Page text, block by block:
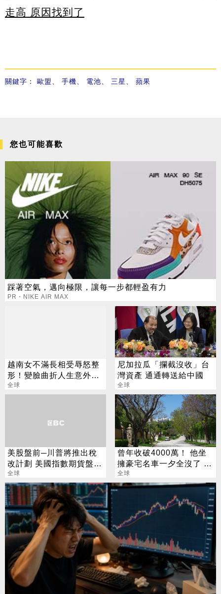
走高 原因找到了
關鍵字： 歐盟 手機 電池 三星 蘋果
您也可能喜歡
踩著空氣，邁向極限，讓每一步都輕盈有力
PR・NIKE AIR MAX
越南女不滿長相受辱怒整
形！變臉曲折人生意外成
網紅
全球
尼加拉瓜「攔截沒收」台
灣資產 通通轉送給中國
全球
美股盤前─川普將推出稅
改計劃 美國指數期貨盤前
小幅上揚
全球
曾年收破4000萬！ 他坐
擁豪宅名車一夕全沒了 卻
喊「比過去更快樂」
全球